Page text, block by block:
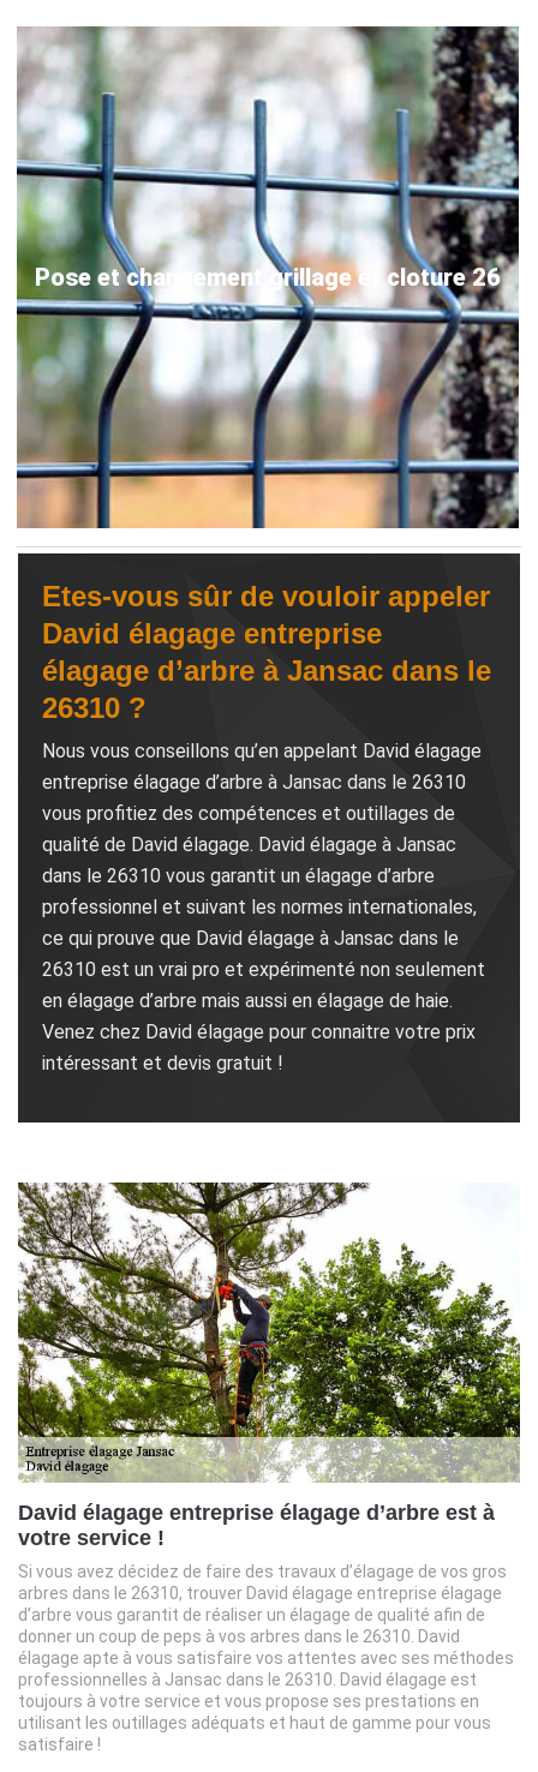
Pose et changement grillage et cloture 26
Etes-vous sûr de vouloir appeler
David élagage entreprise
élagage d’arbre à Jansac dans le
26310 ?
Nous vous conseillons qu’en appelant David élagage
entreprise élagage d’arbre à Jansac dans le 26310
vous profitiez des compétences et outillages de
qualité de David élagage. David élagage à Jansac
dans le 26310 vous garantit un élagage d’arbre
professionnel et suivant les normes internationales,
ce qui prouve que David élagage à Jansac dans le
26310 est un vrai pro et expérimenté non seulement
en élagage d’arbre mais aussi en élagage de haie.
Venez chez David élagage pour connaitre votre prix
intéressant et devis gratuit !
David élagage entreprise élagage d’arbre est à
votre service !
Si vous avez décidez de faire des travaux d’élagage de vos gros
arbres dans le 26310, trouver David élagage entreprise élagage
d’arbre vous garantit de réaliser un élagage de qualité afin de
donner un coup de peps à vos arbres dans le 26310. David
élagage apte à vous satisfaire vos attentes avec ses méthodes
professionnelles à Jansac dans le 26310. David élagage est
toujours à votre service et vous propose ses prestations en
utilisant les outillages adéquats et haut de gamme pour vous
satisfaire !